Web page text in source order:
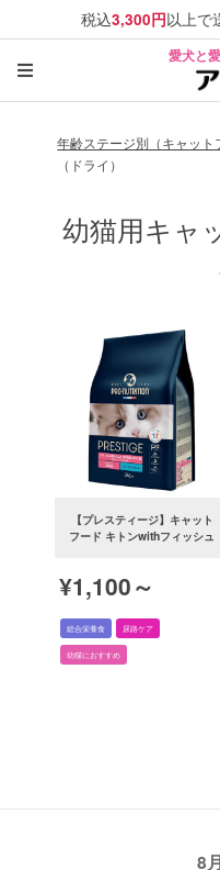
税込3,300円以上で
愛犬と
年齢ステージ別（キャット
（ドライ）
幼猫用キャ
【プレスティージ】キャット
フード キトンwithフィッシュ
¥1,100～
総合栄養食 尿路ケア
幼猫におすすめ
8